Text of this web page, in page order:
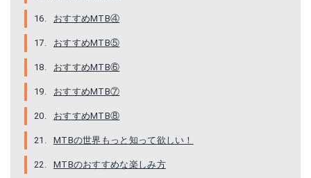
おすすめMTB④
おすすめMTB⑤
おすすめMTB⑥
おすすめMTB⑦
おすすめMTB⑧
MTBの世界もっと知って欲しい！
MTBのおすすめな楽しみ方